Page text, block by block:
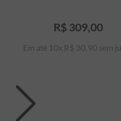
R$ 309,00
Em até 10 x R$ 30 90 sem